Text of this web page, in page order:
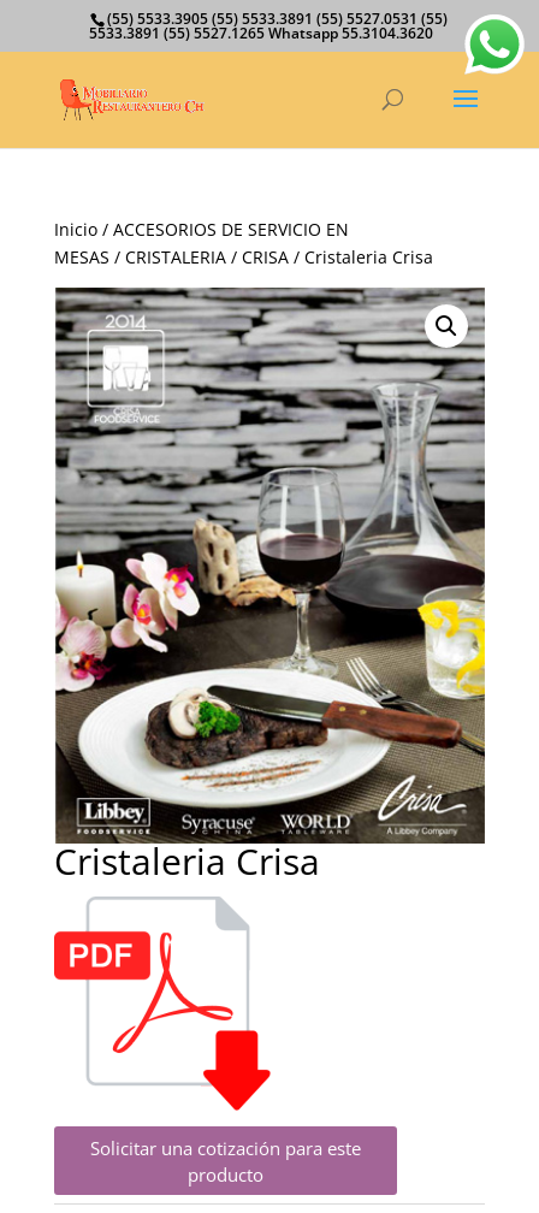
(55) 5533.3905 (55) 5533.3891 (55) 5527.0531 (55)
5533.3891 (55) 5527.1265 Whatsapp 55.3104.3620
Inicio/ ACCESORIOS DE SERVICIO EN
MESAS / CRISTALERIA/ CRISA/ Cristaleria Crisa
Cristaleria Crisa
Solicitar una cotización para este
producto